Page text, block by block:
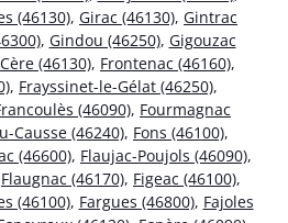
(46130), Girac (46130), Gintrac
, Gindou (46250), Gigouzac
(46130), Frontenac (46160),
, Frayssinet-le-Gélat (46250),
(46090), Fourmagnac
Causse (46240), Fons (46100),
(46600), Flaujac-Poujols (46090),
Flaugnac (46170), Figeac (46100),
(46100), Fargues (46800), Fajoles